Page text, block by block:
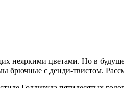
неяркими цветами. Но в
брючные с денди-твистом.